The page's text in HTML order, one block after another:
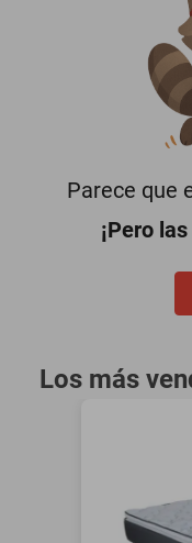
Parece que
¡Pero
Los más
oppo
motoneta